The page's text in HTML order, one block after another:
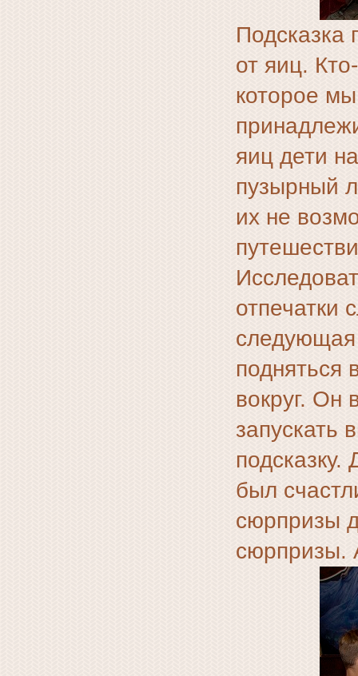
Подсказка
от яиц.
которое
яиц дети
пузырный
их не
отпечатки
следующая
подняться
вокруг. Он
запускать
был
сюрпризы
сюрпризы.